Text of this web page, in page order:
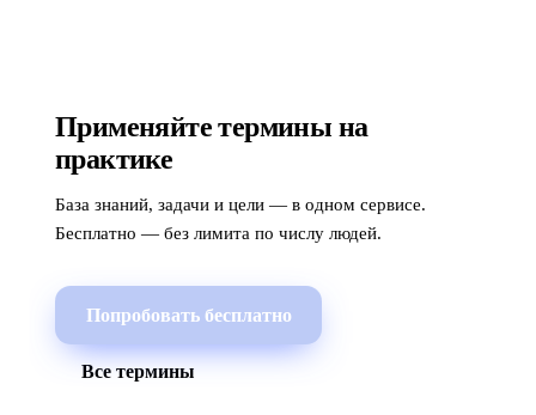
Применяйте термины на
практике
База знаний, задачи и цели — в одном сервисе.
Бесплатно — без лимита по числу людей.
Попробовать бесплатно
Все термины